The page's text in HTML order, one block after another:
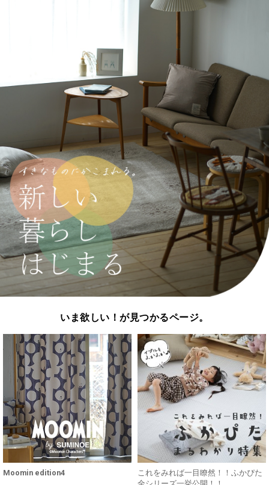
いま欲しい！が見つかるページ。
Moomin edition4
これをみれば一目瞭然！！ふかぴた